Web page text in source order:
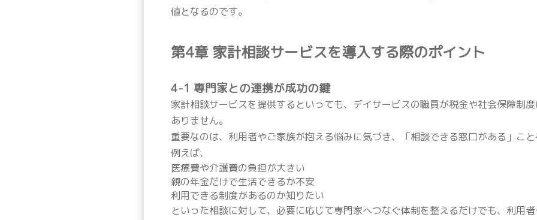
値となるのです。
第4章 家計相談サービスを導入する際のポイント
4-1 専門家との連携が成功の鍵
家計相談サービスを提供するといっても、デイサービスの職員が税金や社会保障制
ありません。
重要なのは、利用者やご家族が抱える悩みに気づき、「相談できる窓口がある」こ
例えば、
医療費や介護費の負担が大きい
親の年金だけで生活できるか不安
利用できる制度があるのか知りたい
といった相談に対して、必要に応じて専門家へつなぐ体制を整えるだけでも、利用